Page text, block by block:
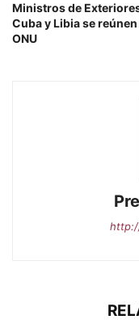
Ministros de
Cuba y Libia se reúnen
ONU